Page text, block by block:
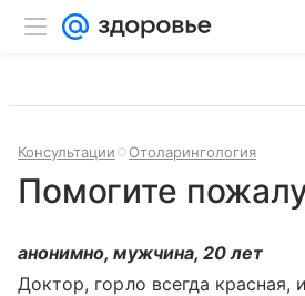
Консультации Отоларингология
Помогите
анонимно, мужчина, 20 лет
Доктор, горло всегда красная,